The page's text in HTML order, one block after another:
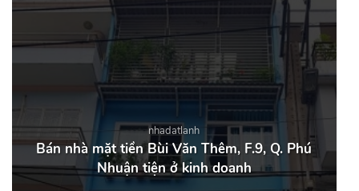
nhadatlanh
Bán nhà mặt tiền Bùi Văn Thêm, F.9, Q. Phú
Nhuận tiện ở kinh doanh